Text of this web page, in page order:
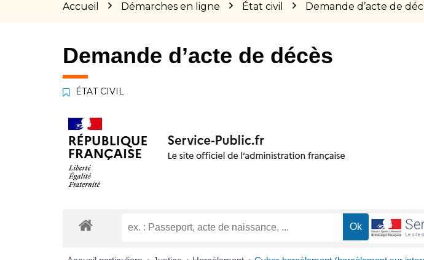
Accueil Démarches en ligne État civil Demande d’acte de
Demande d’acte de décès
ÉTAT CIVIL